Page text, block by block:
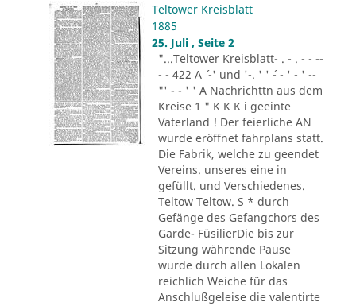
Teltower Kreisblatt
1885
25. Juli , Seite 2
"...Teltower Kreisblatt- . - . - - --
- - 422 A ´ -' und '-. ' ' ´- - ' - ' --
"' - - ' ' A Nachrichttn aus dem
Kreise 1 " K K K i geeinte
Vaterland ! Der feierliche AN
wurde eröffnet fahrplans statt.
Die Fabrik, welche zu geendet
Vereins. unseres eine in
gefüllt. und Verschiedenes.
Teltow Teltow. S * durch
Gefänge des Gefangchors des
Garde- FüsilierDie bis zur
Sitzung währende Pause
wurde durch allen Lokalen
reichlich Weiche für das
Anschlußgeleise die valentirte